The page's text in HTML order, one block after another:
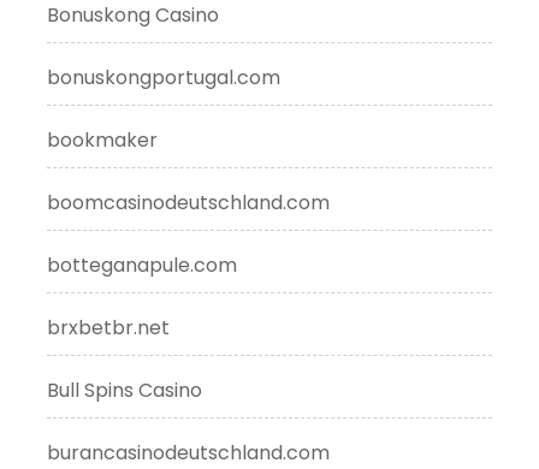
Bonuskong Casino
bonuskongportugal.com
bookmaker
boomcasinodeutschland.com
botteganapule.com
brxbetbr.net
Bull Spins Casino
burancasinodeutschland.com